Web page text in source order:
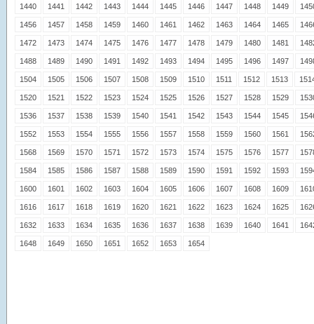
1440 1441 1442 1443 1444 1445 1446 1447 1448 1449
1456 1457 1458 1459 1460 1461 1462 1463 1464 1465
1472 1473 1474 1475 1476 1477 1478 1479 1480 1481
1488 1489 1490 1491 1492 1493 1494 1495 1496 1497
1504 1505 1506 1507 1508 1509 1510 1511 1512 1513
1520 1521 1522 1523 1524 1525 1526 1527 1528 1529
1536 1537 1538 1539 1540 1541 1542 1543 1544 1545
1552 1553 1554 1555 1556 1557 1558 1559 1560 1561
1568 1569 1570 1571 1572 1573 1574 1575 1576 1577
1584 1585 1586 1587 1588 1589 1590 1591 1592 1593
1600 1601 1602 1603 1604 1605 1606 1607 1608 1609
1616 1617 1618 1619 1620 1621 1622 1623 1624 1625
1632 1633 1634 1635 1636 1637 1638 1639 1640 1641
1648 1649 1650 1651 1652 1653 1654